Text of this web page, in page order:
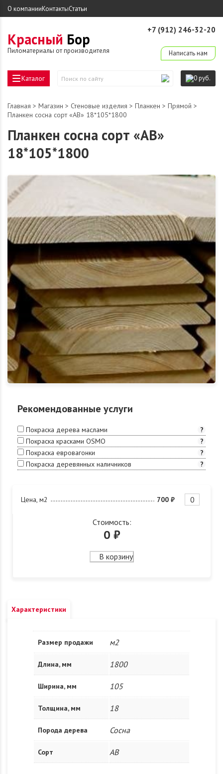
О компанииКонтактыСтатьи
Красный Бор
Пиломатериалы от производителя
+7 (912) 246-32-20
Написать нам
Каталог
Поиск
сайту
0 руб.
Главная > Магазин > Стеновые изделия > Планкен > Прямой >
Планкен сосна сорт «АВ» 18*105*1800
Планкен сосна сорт «АВ»
18*105*1800
Цена, м2 700 ₽
Стоимость:
0 ₽
В корзину
Рекомендованные услуги
Покраска дерева маслами
?
Покраска красками OSMO
?
Покраска евровагонки
?
Покраска деревянных наличников
?
Характеристики
Размер продажи м2
Длина, мм 1800
Ширина, мм 105
Толщина, мм 18
Порода дерева Сосна
Сорт АВ